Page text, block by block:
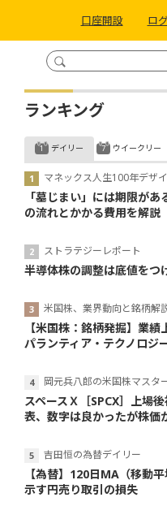
口座開設 ロ
ランキング
デイリー
マネックス人生100年デザ
「墓じまい」には期限があ
の流れとかかる費用を解説
ストラテジーレポート
半導体株の調整は底値をつ
米国株、業界動向と銘柄解
【米国株：銘柄発掘】業績
パランティア・テクノロジ
岡元兵八郎の米国株マスタ
スペースＸ［SPCX］上場
表、数字は良かったが株価
吉田恒の為替デイリー
【為替】120日MA（移動
示す円売り取引の損失
ウイークリー